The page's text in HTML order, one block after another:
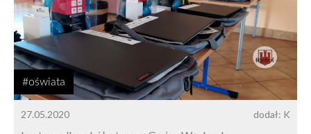
#oświata
27.05.2020 dodał: K